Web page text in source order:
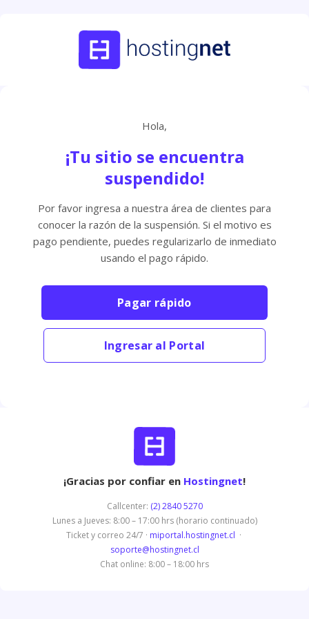
Hola,
¡Tu sitio se encuentra
suspendido!
Por favor ingresa a nuestra área de clientes para
conocer la razón de la suspensión. Si el motivo es
pago pendiente, puedes regularizarlo de inmediato
usando el pago rápido.
Pagar rápido
Ingresar al Portal
¡Gracias por confiar en Hostingnet!
Callcenter: (2) 2840 5270
Lunes a Jueves: 8:00 – 17:00 hrs (horario continuado)
Ticket y correo 24/7 · miportal.hostingnet.cl ·
soporte@hostingnet.cl
Chat online: 8:00 – 18:00 hrs